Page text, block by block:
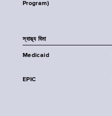
Program)
স্বাস্থ্য বিমা
Medicaid
EPIC